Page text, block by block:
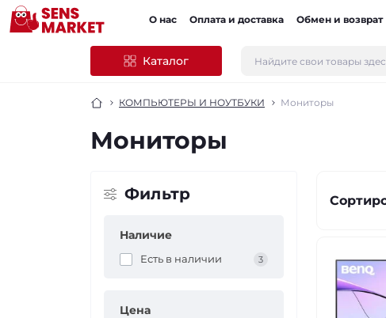
О нас Оплата и доставка Обмен и возврат
Каталог
КОМПЬЮТЕРЫ И НОУТБУКИ Мониторы
Мониторы
Фильтр
Наличие
Есть в наличии 3
Цена